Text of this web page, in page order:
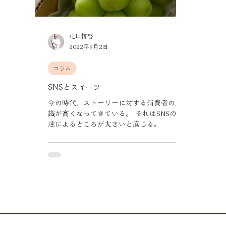
SNSとスイーツ
今の時代、ストーリーに対する消費者の意
識が高くなってきている。 それはSNSの発
達によるところが大きいと感じる。
コラム
辻口博啓
2022年9月2日